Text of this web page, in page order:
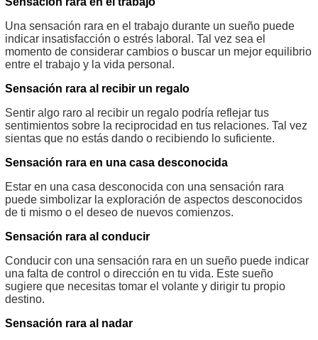
Una sensación rara en el trabajo durante un sueño puede
indicar insatisfacción o estrés laboral. Tal vez sea el
momento de considerar cambios o buscar un mejor equilibrio
entre el trabajo y la vida personal.
Sensación rara al recibir un regalo
Sentir algo raro al recibir un regalo podría reflejar tus
sentimientos sobre la reciprocidad en tus relaciones. Tal vez
sientas que no estás dando o recibiendo lo suficiente.
Sensación rara en una casa desconocida
Estar en una casa desconocida con una sensación rara
puede simbolizar la exploración de aspectos desconocidos
de ti mismo o el deseo de nuevos comienzos.
Sensación rara al conducir
Conducir con una sensación rara en un sueño puede indicar
una falta de control o dirección en tu vida. Este sueño
sugiere que necesitas tomar el volante y dirigir tu propio
destino.
Sensación rara al nadar